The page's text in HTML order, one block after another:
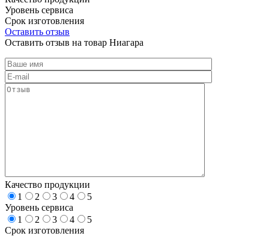
Уровень сервиса
Срок изготовления
Оставить отзыв
Оставить отзыв на товар Ниагара
Качество продукции
1
2 3 4
5
Уровень сервиса
1
2 3 4
5
Срок изготовления